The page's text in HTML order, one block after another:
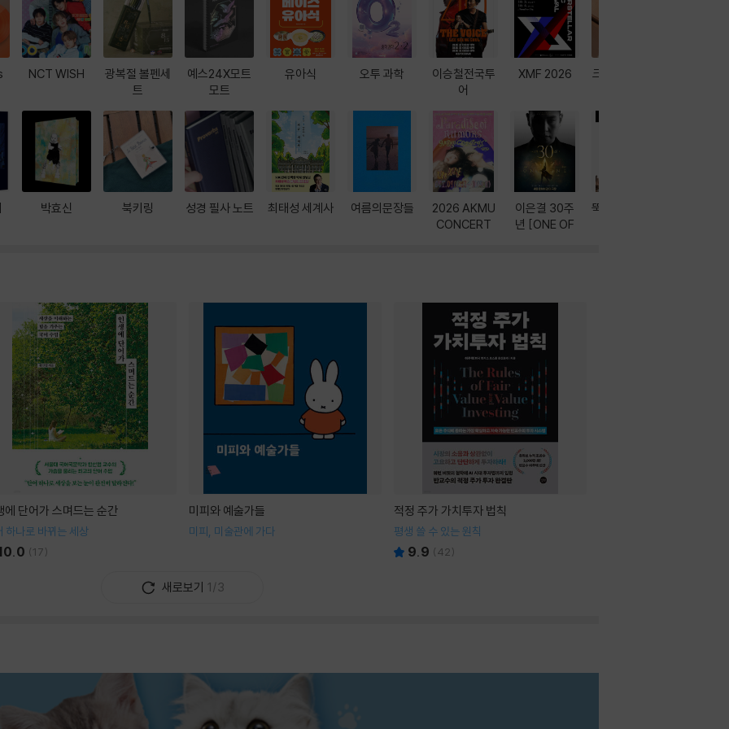
NCT WISH
박효신
광복절 볼펜세
트
북키링
예스24X모트
모트
성경 필사 노트
유아식
최태성 세계사
오투 과학
여름의문장들
이승철전국투
어
2026 AKMU
CONCERT
XMF 2026
이은결 30주
년 [ONE OF
크레마 이북 리
뚝딱! AI 3대장
에 단어가 스며드는 순간
하나로 바뀌는 세상
(17)
미피와 예술가들
미피, 미술관에 가다
적정 주가 가치투자 법칙
평생 쓸 수 있는 원칙
9.9 (42)
새로보기 1/3